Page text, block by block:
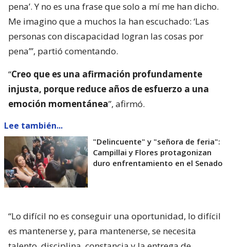
pena’. Y no es una frase que solo a mí me han dicho.
Me imagino que a muchos la han escuchado: ‘Las
personas con discapacidad logran las cosas por
pena’”, partió comentando.
“Creo que es una afirmación profundamente
injusta, porque reduce años de esfuerzo a una
emoción momentánea”, afirmó.
Lee también...
"Delincuente" y "señora de feria":
Campillai y Flores protagonizan
duro enfrentamiento en el Senado
“Lo difícil no es conseguir una oportunidad, lo difícil
es mantenerse y, para mantenerse, se necesita